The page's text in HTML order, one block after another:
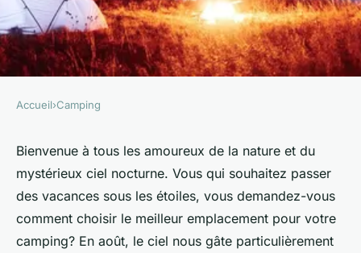
CAMPING
Comment choisir un
emplacement de camping
pour observer les étoiles
filantes en août?
Accueil›Camping
Bienvenue à tous les amoureux de la nature et du
mystérieux ciel nocturne. Vous qui souhaitez passer
des vacances sous les étoiles, vous demandez-vous
comment choisir le meilleur emplacement pour votre
camping? En août, le ciel nous gâte particulièrement